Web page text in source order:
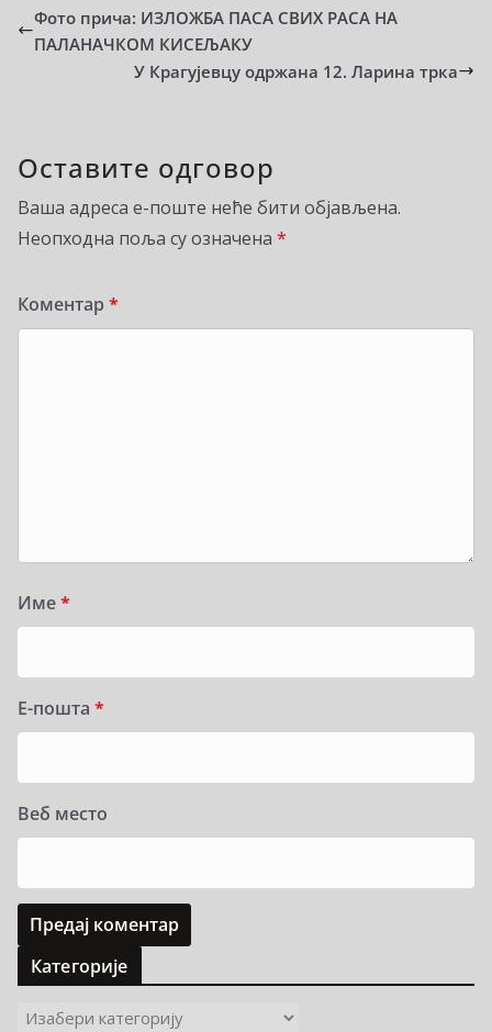
Фото прича: ИЗЛОЖБА ПАСА СВИХ РАСА НА
ПАЛАНАЧКОМ КИСЕЉАКУ
У Крагујевцу одржана 12. Ларина трка
Оставите одговор
Ваша адреса е-поште неће бити објављена.
Неопходна поља су означена *
Коментар *
Име*
Е-пошта *
Веб место
Категорије